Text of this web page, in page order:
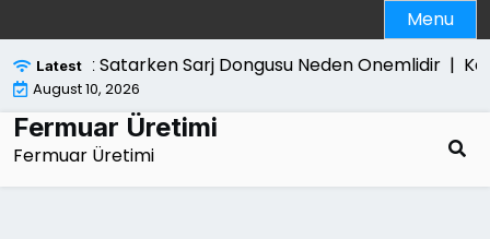
to
content
Menu
LatestSatarken Sarj Dongusu Neden Onemlidir |Kanun
August 10, 2026
Fermuar Üretimi
Fermuar Üretimi